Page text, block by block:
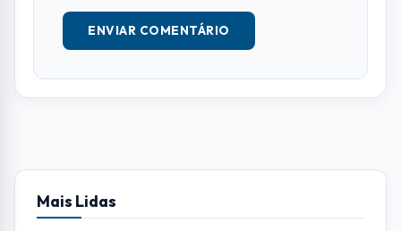
ENVIAR COMENTÁRIO
Mais Lidas